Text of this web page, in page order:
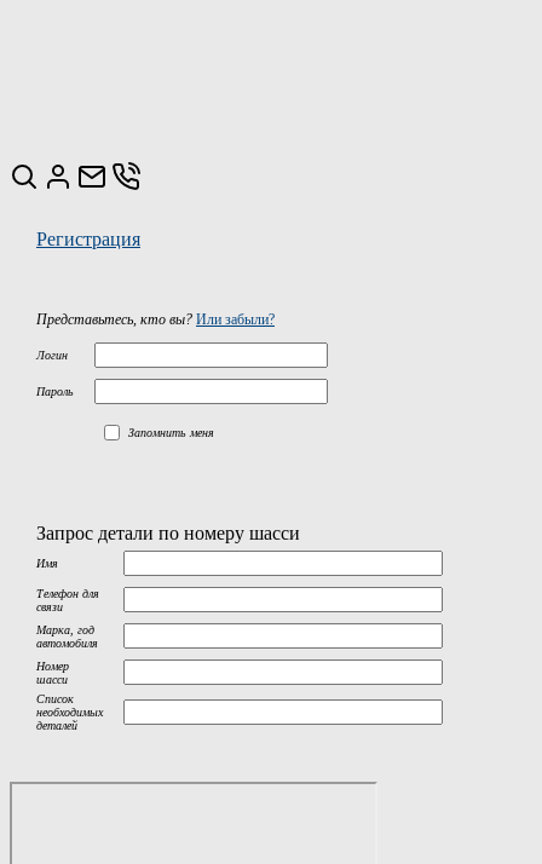
Регистрация
Представьтесь, кто вы? Или забыли?
Логин
Пароль
Запомнить меня
Запрос детали по номеру шасси
Имя
Телефон для
связи
Марка, год
автомобиля
Номер
шасси
Список
необходимых
деталей